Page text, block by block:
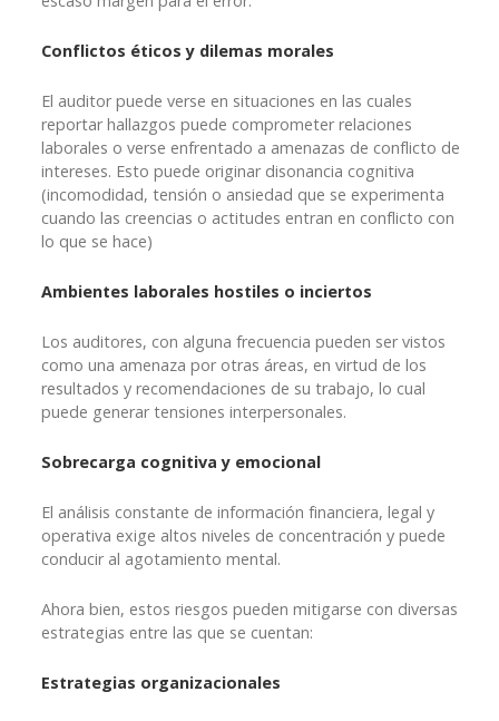
Conflictos éticos y dilemas morales
El auditor puede verse en situaciones en las cuales
reportar hallazgos puede comprometer relaciones
laborales o verse enfrentado a amenazas de conflicto de
intereses. Esto puede originar disonancia cognitiva
(incomodidad, tensión o ansiedad que se experimenta
cuando las creencias o actitudes entran en conflicto con
lo que se hace)
Ambientes laborales hostiles o inciertos
Los auditores, con alguna frecuencia pueden ser vistos
como una amenaza por otras áreas, en virtud de los
resultados y recomendaciones de su trabajo, lo cual
puede generar tensiones interpersonales.
Sobrecarga cognitiva y emocional
El análisis constante de información financiera, legal y
operativa exige altos niveles de concentración y puede
conducir al agotamiento mental.
Ahora bien, estos riesgos pueden mitigarse con diversas
estrategias entre las que se cuentan:
Estrategias organizacionales